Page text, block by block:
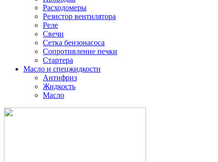
Расходомеры
Резистор вентилятора
Реле
Свечи
Сетка бензонасоса
Сопротивление печки
Стартера
Масло и спецжидкости
Антифриз
Жидкость
Масло